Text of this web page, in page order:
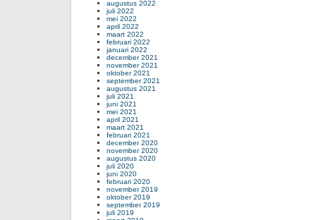
augustus 2022
juli 2022
mei 2022
april 2022
maart 2022
februari 2022
januari 2022
december 2021
november 2021
oktober 2021
september 2021
augustus 2021
juli 2021
juni 2021
mei 2021
april 2021
maart 2021
februari 2021
december 2020
november 2020
augustus 2020
juli 2020
juni 2020
februari 2020
november 2019
oktober 2019
september 2019
juli 2019